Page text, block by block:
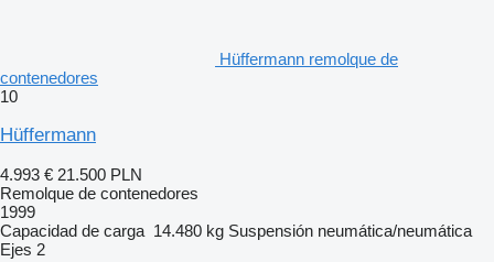
Hüffermann remolque de
contenedores
10
Hüffermann
4.993 € 21.500 PLN
Remolque de contenedores
1999
Capacidad de carga 14.480 kg Suspensión neumática/neumática
Ejes 2